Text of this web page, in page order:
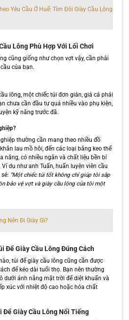
Yêu Cầu Ở Huế: Tìm Đôi Giày Cầu Lông
Lông Phù Hợp Với Lối Chơi
cũng giống như chọn vợt vậy, cần phải
của bạn.
lông, một chiếc túi đơn giản, giá cả phải
chưa cần đầu tư quá nhiều vào phụ kiện,
kỹ năng trước đã.
thường cần mang theo nhiều đồ
lau mồ hôi, đến các loại băng keo thể
năng, có nhiều ngăn và chất liệu bền bỉ
dụ như anh Tuấn, huấn luyện viên cầu
“Một chiếc túi tốt không chỉ giúp tôi sắp
bảo vệ vợt và giày cầu lông của tôi một
Nên Đi Giày Gì?
Để Giày Cầu Lông Đúng Cách
túi để giày cầu lông cũng cần được
để kéo dài tuổi thọ. Bạn nên thường
dưới ánh nắng mặt trời để diệt khuẩn và
xúc với nhiệt độ cao hoặc hóa chất
Giày Cầu Lông Nổi Tiếng